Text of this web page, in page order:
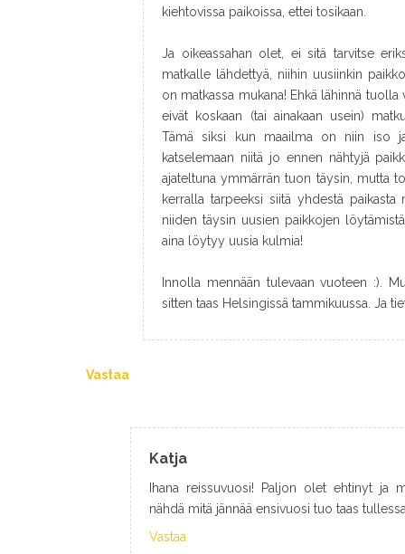
kiehtovissa paikoissa, ettei tosikaan.
Ja oikeassahan olet, ei sitä tarvitse
matkalle lähdettyä, niihin uusiinkin
on matkassa mukana! Ehkä lähinnä
eivät koskaan (tai ainakaan usein)
Tämä siksi kun maailma on niin iso
katselemaan niitä jo ennen nähtyjä
ajateltuna ymmärrän tuon täysin, mutta
kerralla tarpeeksi siitä yhdestä paikasta
niiden täysin uusien paikkojen
aina löytyy uusia kulmia!
Innolla mennään tulevaan vuoteen :).
sitten taas Helsingissä tammikuussa. Ja
Vastaa
Katja
Ihana reissuvuosi! Paljon olet ehtinyt ja
nähdä mitä jännää ensivuosi tuo taas
Vastaa